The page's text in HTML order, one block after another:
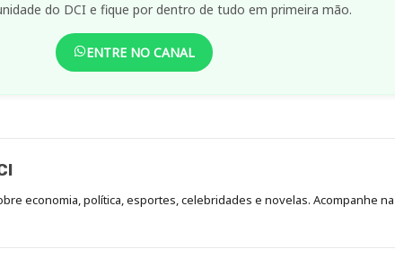
do DCI e fique por dentro de tudo em primeira mão.
ENTRE NO CANAL
economia, política, esportes, celebridades e novelas. Acompanhe